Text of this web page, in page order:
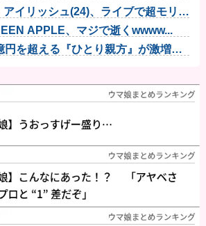
アイリッシュ(24)、ライブで超モリマ
APPLE、マジで逝くwwww...
円を超える『ひとり親方』が激増